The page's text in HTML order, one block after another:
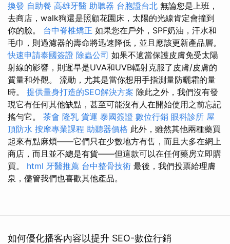
換發 自助餐 高雄牙醫 助聽器 台胞證台北 無論您是上班，
去商店，walk狗還是照顧花園床，太陽的光線肯定會撞到
你的臉。 台中脊椎矯正 如果您在戶外，SPF奶油，汗水和
毛巾，則過濾器的壽命將迅速降低，並且應該更新產品層。
快速申請泰國簽證 除蟲公司 如果不適當保護皮膚免受太陽
射線的影響，則遲早是UVA和UVB輻射克服了皮膚/皮膚的
質量和外觀。 流動，尤其是當你想用手指測量防曬霜的量
時。 提供量身打造的SEO解決方案 除此之外，我們沒有發
現它有任何其他缺點，甚至可能沒有人在開始使用之前忘記
搖勻它。 茶會 隆乳 貨運 泰國簽證 數位行銷 眼科診所 屋
頂防水 按摩專業課程 助聽器價格 此外，雖然其他兩種藥買
起來有點麻煩——它們只在少數地方有售，而且大多在網上
商店，而且並不總是有貨——但這款可以在任何藥房立即購
買。 html 牙醫推薦 台中整骨技術 最後，我們投票給理膚
泉，儘管我們也喜歡其他產品。
如何優化播客內容以提升 SEO-數位行銷